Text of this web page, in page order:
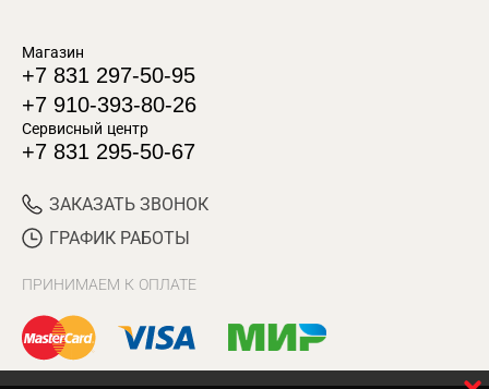
Магазин
+7 831 297-50-95
+7 910-393-80-26
Сервисный центр
+7 831 295-50-67
ЗАКАЗАТЬ ЗВОНОК
ГРАФИК РАБОТЫ
ПРИНИМАЕМ К ОПЛАТЕ